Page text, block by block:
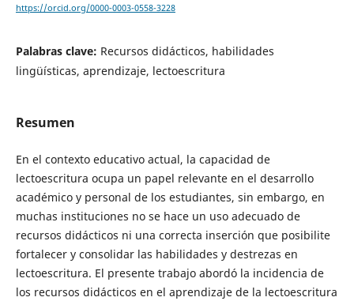
https://orcid.org/0000-0003-0558-3228
Palabras clave: Recursos didácticos, habilidades
lingüísticas, aprendizaje, lectoescritura
Resumen
En el contexto educativo actual, la capacidad de
lectoescritura ocupa un papel relevante en el desarrollo
académico y personal de los estudiantes, sin embargo, en
muchas instituciones no se hace un uso adecuado de
recursos didácticos ni una correcta inserción que posibilite
fortalecer y consolidar las habilidades y destrezas en
lectoescritura. El presente trabajo abordó la incidencia de
los recursos didácticos en el aprendizaje de la lectoescritura